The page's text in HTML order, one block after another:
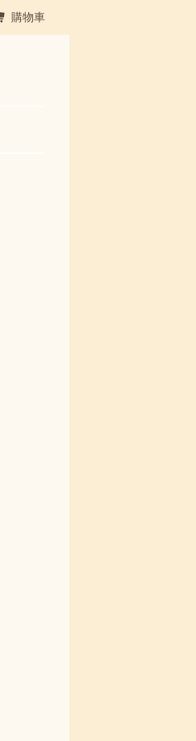
購物車